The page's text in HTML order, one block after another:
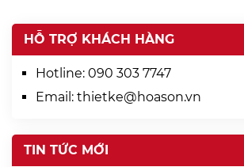
HỖ TRỢ KHÁCH HÀNG
Hotline: 090 303 7747
Email: thietke@hoason.vn
TIN TỨC MỚI